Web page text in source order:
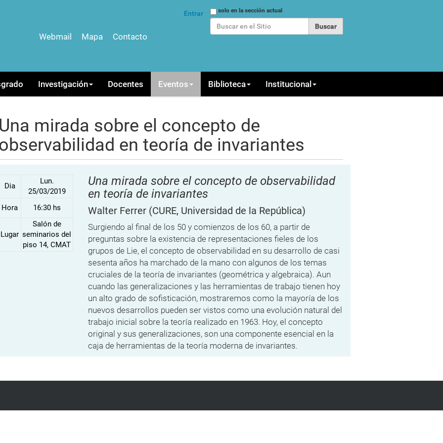
Buscarsolo en la sección actual
Entrar
Webmail Mapa Contacto
Investigación Docentes Eventos Biblioteca Institucional
mirada sobre el concepto de
en teoría de invariantes
Dia
Lun.
25/03/2019
Hora
16:30 hs
Lugar
Salón de
seminarios del
piso 14, CMAT
Una mirada sobre el concepto de observabilidad
en teoría de invariantes
Walter Ferrer (CURE, Universidad de la República)
Surgiendo al final de los 50 y comienzos de los 60, a partir de
preguntas sobre la existencia de representaciones fieles de los
grupos de Lie, el concepto de observabilidad en su desarrollo de casi
sesenta años ha marchado de la mano con algunos de los temas
cruciales de la teoría de invariantes (geométrica y algebraica). Aun
cuando las generalizaciones y las herramientas de trabajo tienen hoy
un alto grado de sofisticación, mostraremos como la mayoría de los
nuevos desarrollos pueden ser vistos como una evolución natural del
trabajo inicial sobre la teoría realizado en 1963. Hoy, el concepto
original y sus generalizaciones, son una componente esencial en la
caja de herramientas de la teoría moderna de invariantes.